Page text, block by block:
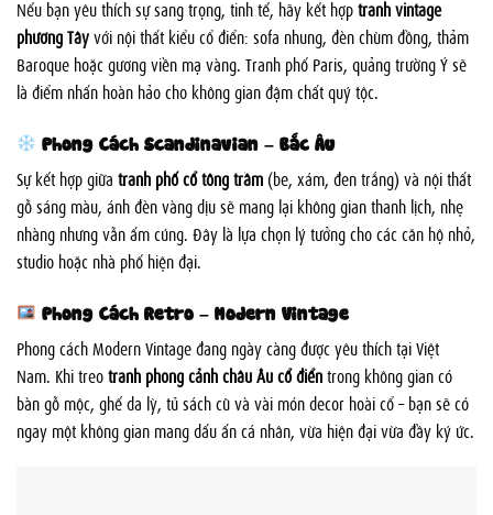
Nếu bạn yêu thích sự sang trọng, tinh tế, hãy kết hợptranh vintage
phương Tâyvới nội thất kiểu cổ điển: sofa nhung, đèn chùm đồng, thảm
Baroque hoặc gương viền mạ vàng. Tranh phố Paris, quảng trường Ý sẽ
là điểm nhấn hoàn hảo cho không gian đậm chất quý tộc.
Phong Cách Scandinavian – Bắc Âu
Sự kết hợp giữa tranh phố cổ tông trầm(be, xám, đen trắng) và nội thất
gỗ sáng màu, ánh đèn vàng dịu sẽ mang lại không gian thanh lịch, nhẹ
nhàng nhưng vẫn ấm cúng. Đây là lựa chọn lý tưởng cho các căn hộ nhỏ,
studio hoặc nhà phố hiện đại.
Phong Cách Retro – Modern Vintage
Phong cách Modern Vintage đang ngày càng được yêu thích tại Việt
Nam. Khi treotranh phong cảnh châu Âu cổ điểntrong không gian có
bàn gỗ mộc, ghế da lỳ, tủ sách cũ và vài món decor hoài cổ – bạn sẽ có
ngay một không gian mang dấu ấn cá nhân, vừa hiện đại vừa đầy ký ức.